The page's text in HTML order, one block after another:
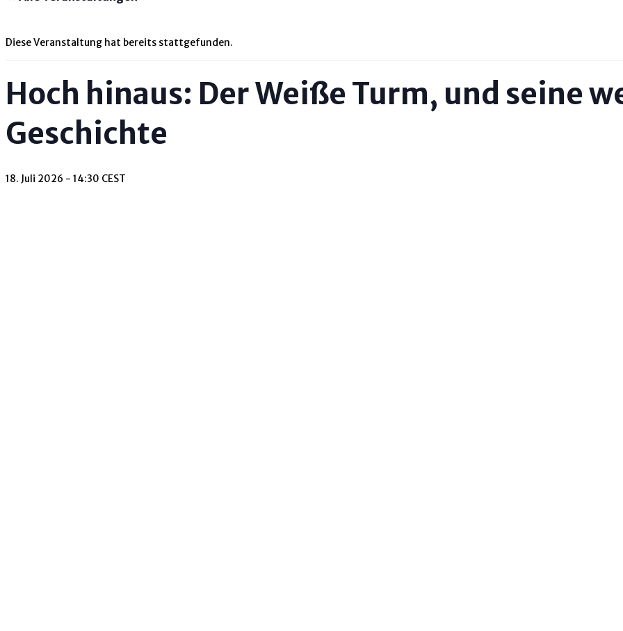
Diese Veranstaltung hat bereits stattgefunden.
Hoch hinaus: Der Weiße Turm, und seine
Geschichte
18. Juli 2026 - 14:30 CEST